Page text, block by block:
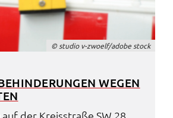
© studio v-zwoelf/adobe stock
WEGEN